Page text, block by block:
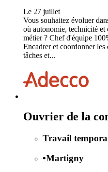
Le 27 juillet
Vous souhaitez évoluer
où autonomie, technicité
métier ? Chef d'équipe
Encadrer et coordonner
tâches et...
Ouvrier de la
Travail
•Martigny